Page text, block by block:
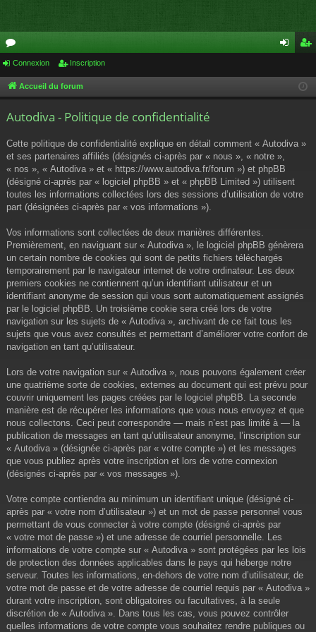
or
u cri
Connexion Inscription
Accueil du forum
Autodiva - Politique de confidentialité
Cette politique de confidentialité explique en détail comment « Autodiva »
et ses partenaires affiliés (désignés ci-après par « nous », « notre »,
« nos », « Autodiva » et « https://www.autodiva.fr/forum ») et phpBB
(désigné ci-après par « logiciel phpBB » et « phpBB Limited ») utilisent
toutes les informations collectées lors des sessions d’utilisation de votre
part (désignées ci-après par « vos informations »).
Vos informations sont collectées de deux manières différentes.
Premièrement, en naviguant sur « Autodiva », le logiciel phpBB génèrera
un certain nombre de cookies qui sont de petits fichiers téléchargés
temporairement par le navigateur internet de votre ordinateur. Les deux
premiers cookies ne contiennent qu’un identifiant utilisateur et un
identifiant anonyme de session qui vous sont automatiquement assignés
par le logiciel phpBB. Un troisième cookie sera créé lors de votre
navigation sur les sujets de « Autodiva », archivant de ce fait tous les
sujets que vous avez consultés et permettant d’améliorer votre confort de
navigation en tant qu’utilisateur.
Lors de votre navigation sur « Autodiva », nous pouvons également créer
une quatrième sorte de cookies, externes au document qui est prévu pour
couvrir uniquement les pages créées par le logiciel phpBB. La seconde
manière est de récupérer les informations que vous nous envoyez et que
nous collectons. Ceci peut correspondre — mais n’est pas limité à — la
publication de messages en tant qu’utilisateur anonyme, l’inscription sur
« Autodiva » (désignée ci-après par « votre compte ») et les messages
que vous publiez après votre inscription et lors de votre connexion
(désignés ci-après par « vos messages »).
Votre compte contiendra au minimum un identifiant unique (désigné ci-
après par « votre nom d’utilisateur ») et un mot de passe personnel vous
permettant de vous connecter à votre compte (désigné ci-après par
« votre mot de passe ») et une adresse de courriel personnelle. Les
informations de votre compte sur « Autodiva » sont protégées par les lois
de protection des données applicables dans le pays qui héberge notre
serveur. Toutes les informations, en-dehors de votre nom d’utilisateur, de
votre mot de passe et de votre adresse de courriel requis par « Autodiva »
durant votre inscription, sont obligatoires ou facultatives, à la seule
discrétion de « Autodiva ». Dans tous les cas, vous pouvez contrôler
quelles informations de votre compte vous souhaitez rendre publiques ou